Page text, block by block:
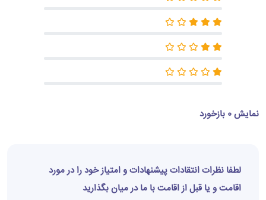
نمایش 0 بازخورد
لطفا نظرات انتقادات پیشنهادات و امتیاز خود را در مورد
اقامت و یا قبل از اقامت با ما در میان بگذارید